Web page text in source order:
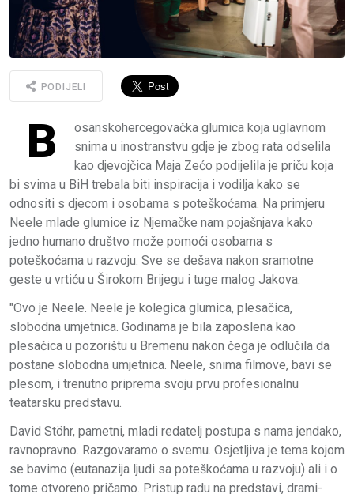
PODIJELI
B
osanskohercegovačka glumica koja uglavnom
snima u inostranstvu gdje je zbog rata odselila
kao djevojčica Maja Zećo podijelila je priču koja
bi svima u BiH trebala biti inspiracija i vodilja kako se
odnositi s djecom i osobama s poteškoćama. Na primjeru
Neele mlade glumice iz Njemačke nam pojašnjava kako
jedno humano društvo može pomoći osobama s
poteškoćama u razvoju. Sve se dešava nakon sramotne
geste u vrtiću u Širokom Brijegu i tuge malog Jakova.
"Ovo je Neele. Neele je kolegica glumica, plesačica,
slobodna umjetnica. Godinama je bila zaposlena kao
plesačica u pozorištu u Bremenu nakon čega je odlučila da
postane slobodna umjetnica. Neele, snima filmove, bavi se
plesom, i trenutno priprema svoju prvu profesionalnu
teatarsku predstavu.
David Stöhr, pametni, mladi redatelj postupa s nama jendako,
ravnopravno. Razgovaramo o svemu. Osjetljiva je tema kojom
se bavimo (eutanazija ljudi sa poteškoćama u razvoju) ali i o
tome otvoreno pričamo. Pristup radu na predstavi, drami-